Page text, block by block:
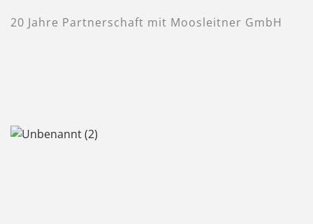
20 Jahre Partnerschaft mit Moosleitner GmbH